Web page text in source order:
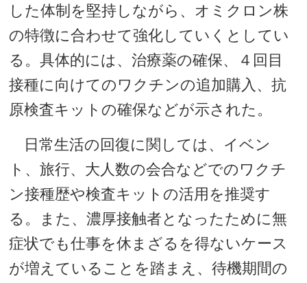
した体制を堅持しながら、オミクロン株
の特徴に合わせて強化していくとしてい
る。具体的には、治療薬の確保、４回目
接種に向けてのワクチンの追加購入、抗
原検査キットの確保などが示された。
日常生活の回復に関しては、イベン
ト、旅行、大人数の会合などでのワクチ
ン接種歴や検査キットの活用を推奨す
る。また、濃厚接触者となったために無
症状でも仕事を休まざるを得ないケース
が増えていることを踏まえ、待機期間の